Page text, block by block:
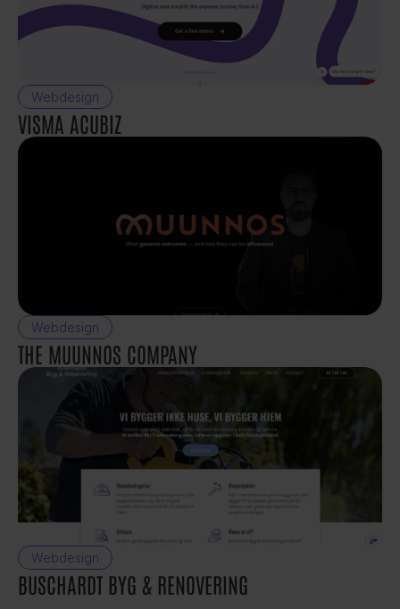
Webdesign
VISMA ACUBIZ
Webdesign
THE MUUNNOS COMPANY
Webdesign
BUSCHARDT BYG & RENOVERING